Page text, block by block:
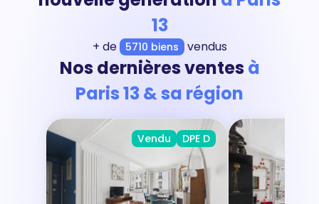
13
+ de 5710 biens vendus
Nos dernières ventesà
Paris 13 & sa région
Vendu DPE D